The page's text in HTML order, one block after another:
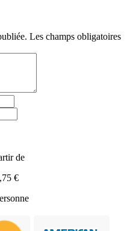
Les champs obligatoires
de
€